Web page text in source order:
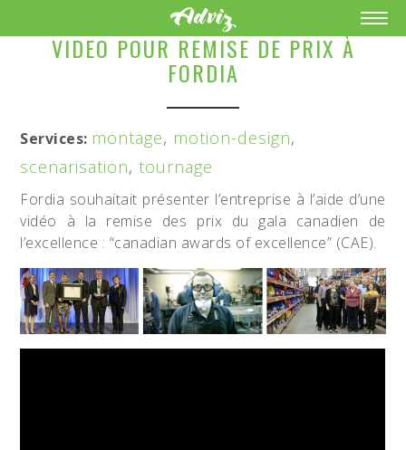
VIDEO POUR REMISE DE PRIX À
FORDIA
Services: montage, motion-design,
scenarisation,tournage
Fordia souhaitait présenter l’entreprise à l’aide d’une
vidéo à la remise des prix du gala canadien de
l’excellence : “canadian awards of excellence” (CAE).